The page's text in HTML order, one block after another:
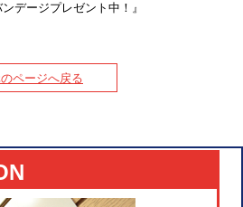
デージプレゼント中！』
ページへ戻る